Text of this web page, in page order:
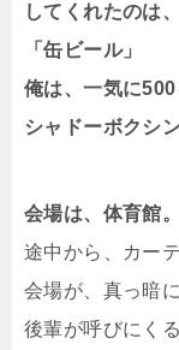
してくれたのは、
「缶ビール」
俺は、一気に500
シャドーボクシ
会場は、体育館。
途中から、カー
会場が、真っ暗に
後輩が呼びにくる